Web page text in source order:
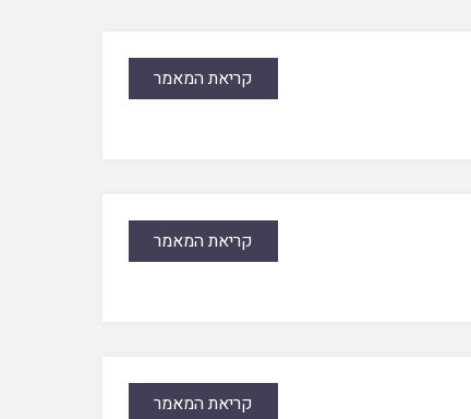
קריאת המאמר
קריאת המאמר
קריאת המאמר